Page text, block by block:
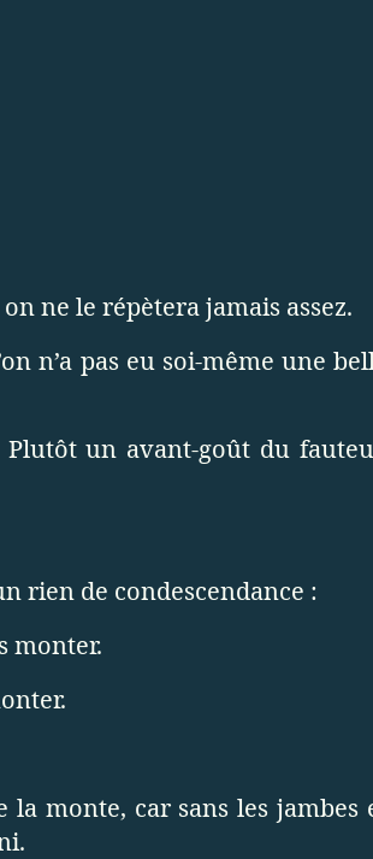
ne le répètera jamais assez.
n’a pas eu soi-même une
Plutôt un avant-goût du
rien de condescendance :
monter.
monte, car sans les jambes